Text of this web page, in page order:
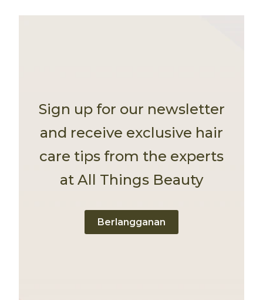
Sign up for our newsletter
and receive exclusive hair
care tips from the experts
at All Things Beauty
Berlangganan